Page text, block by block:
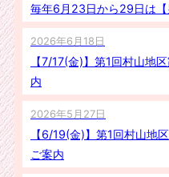
毎年6月23日から29日は【
2026年6月18日
【7/17(金)】第1回村山地
内
2026年5月27日
【6/19(金)】第1回村山地
ご案内